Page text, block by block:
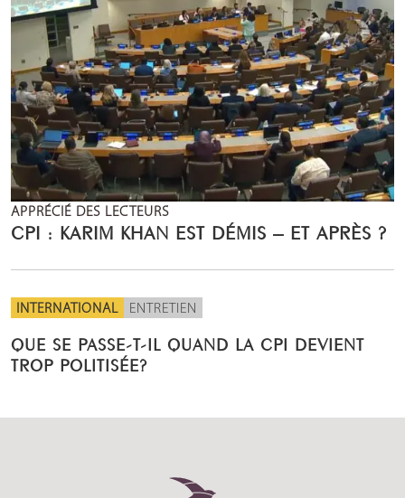
APPRÉCIÉ DES LECTEURS
CPI : KARIM KHAN EST DÉMIS – ET APRÈS ?
INTERNATIONAL ENTRETIEN
QUE SE PASSE-T-IL QUAND LA CPI DEVIENT
TROP POLITISÉE?